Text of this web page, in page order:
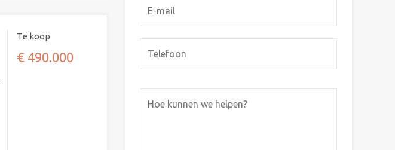
Te koop
€ 490.000